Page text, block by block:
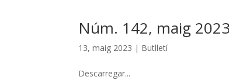
Núm. 142, maig
13, maig 2023 | Butlletí
Descarregar...